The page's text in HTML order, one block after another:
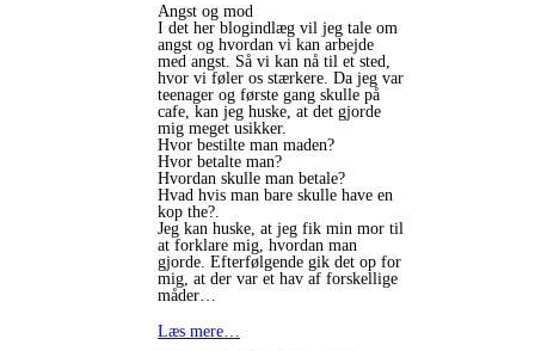
Angst og mod
I det her blogindlæg vil jeg tale om
angst og hvordan vi kan arbejde
med angst. Så vi kan nå til et sted,
hvor vi føler os stærkere. Da jeg var
teenager og første gang skulle på
cafe, kan jeg huske, at det gjorde
mig meget usikker.
Hvor bestilte man maden?
Hvor betalte man?
Hvordan skulle man betale?
Hvad hvis man bare skulle have en
kop the?.
Jeg kan huske, at jeg fik min mor til
at forklare mig, hvordan man
gjorde. Efterfølgende gik det op for
mig, at der var et hav af forskellige
måder…
Læs mere…